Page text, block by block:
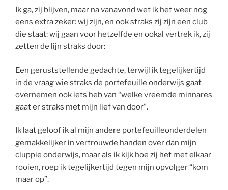
Ik ga, zij blijven, maar na vanavond wet ik het weer nog
eens extra zeker: wij zijn, en ook straks zij zijn een club
die staat: wij gaan voor hetzelfde en ookal vertrek ik, zij
zetten de lijn straks door:
Een geruststellende gedachte, terwijl ik tegelijkertijd
in de vraag wie straks de portefeuille onderwijs gaat
overnemen ook iets heb van “welke vreemde minnares
gaat er straks met mijn lief van door”.
Ik laat geloof ik al mijn andere portefeuilleonderdelen
gemakkelijker in vertrouwde handen over dan mijn
cluppie onderwijs, maar als ik kijk hoe zij het met elkaar
rooien, roep ik tegelijkertijd tegen mijn opvolger “kom
maar op”.